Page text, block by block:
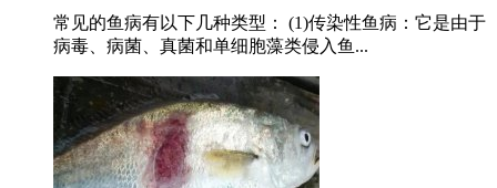
常见的鱼病有以下几种类型： (1)传染性鱼病：它是由于
病毒、病菌、真菌和单细胞藻类侵入鱼...